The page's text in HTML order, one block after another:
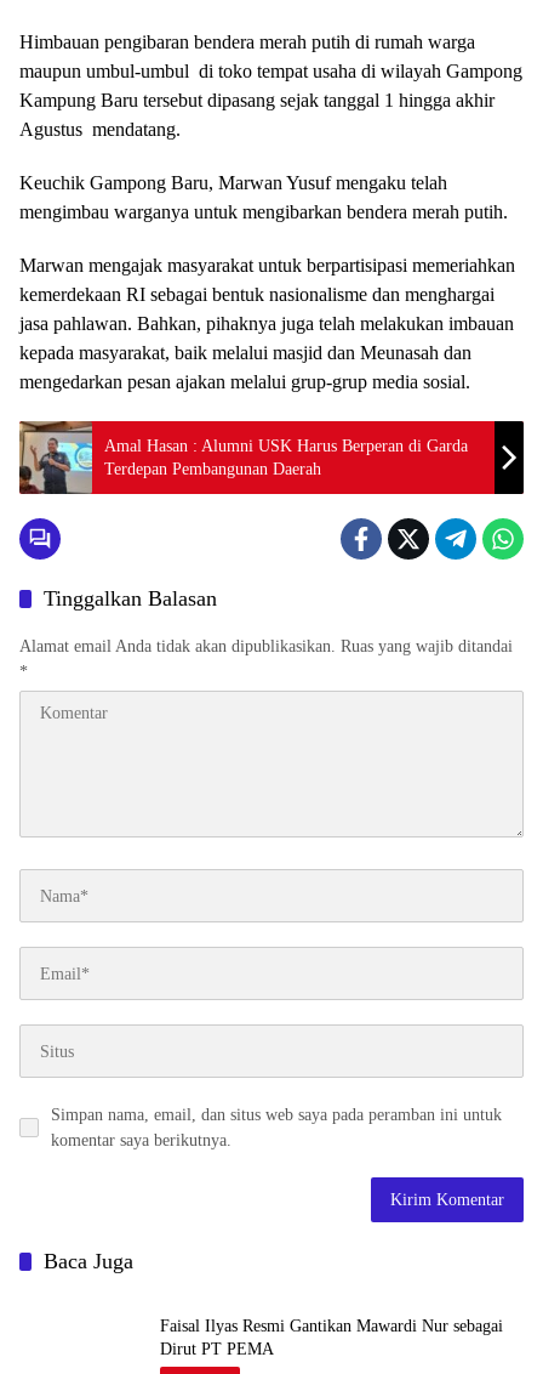
Himbauan pengibaran bendera merah putih di rumah warga
maupun umbul-umbul di toko tempat usaha di wilayah Gampong
Kampung Baru tersebut dipasang sejak tanggal 1 hingga akhir
Agustus mendatang.
Keuchik Gampong Baru, Marwan Yusuf mengaku telah
mengimbau warganya untuk mengibarkan bendera merah putih.
Marwan mengajak masyarakat untuk berpartisipasi memeriahkan
kemerdekaan RI sebagai bentuk nasionalisme dan menghargai
jasa pahlawan. Bahkan, pihaknya juga telah melakukan imbauan
kepada masyarakat, baik melalui masjid dan Meunasah dan
mengedarkan pesan ajakan melalui grup-grup media sosial.
Amal Hasan : Alumni USK Harus Berperan di Garda
Terdepan Pembangunan Daerah
Tinggalkan Balasan
Alamat email Anda tidak akan dipublikasikan. Ruas yang wajib ditandai
*
Simpan nama, email, dan situs web saya pada peramban ini untuk
komentar saya berikutnya.
Baca Juga
Faisal Ilyas Resmi Gantikan Mawardi Nur sebagai
Dirut PT PEMA